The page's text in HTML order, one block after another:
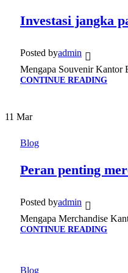
Investasi jangka
Posted byadmin
Mengapa Souvenir Kantor
CONTINUE READING
11 Mar
Blog
Peran penting
Posted byadmin
Mengapa Merchandise
CONTINUE READING
Blog